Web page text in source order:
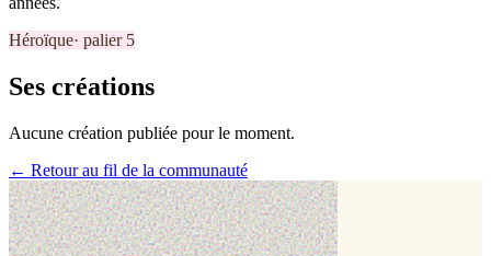
Héroïque· palier 5
Ses créations
Aucune création publiée pour le moment.
← Retour au fil de la communauté